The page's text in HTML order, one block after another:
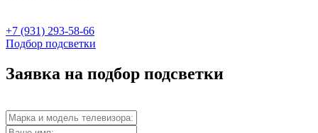
+7 (931) 293-58-66
Подбор подсветки
Заявка на подбор подсветки